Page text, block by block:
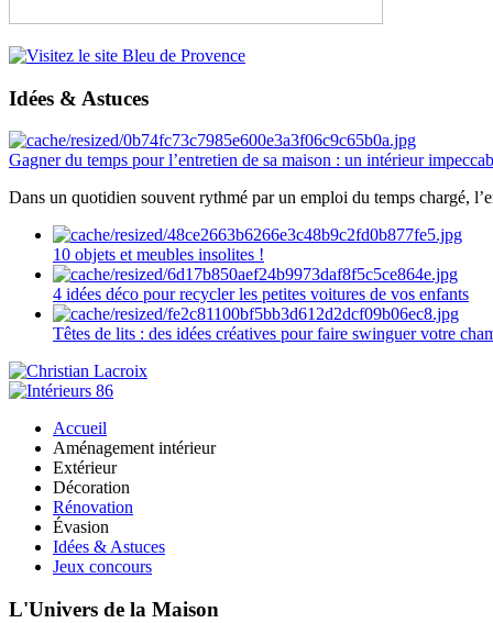
Idées & Astuces
Gagner du temps pour l’entretien de sa maison : un intérieur
Dans un quotidien souvent rythmé par un emploi du temps chargé,
10 objets et meubles insolites !
4 idées déco pour recycler les petites voitures de vos enfants
Têtes de lits : des idées créatives pour faire swinguer votre
Accueil
Aménagement intérieur
Extérieur
Décoration
Rénovation
Évasion
Idées & Astuces
Jeux concours
L'Univers de la Maison